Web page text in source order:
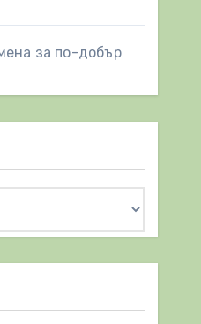
за по-добър